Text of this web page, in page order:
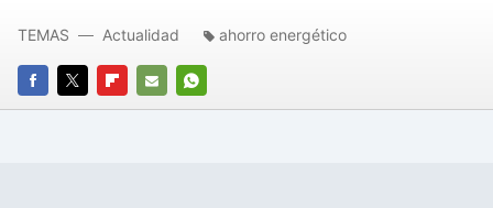
FACEBOOK
TWITTERFLIPBOARD
E-
WHATSAPP
TEMAS Actualidad ahorro energético